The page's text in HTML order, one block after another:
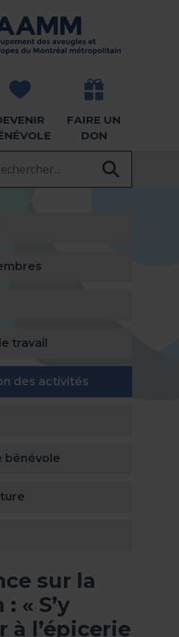
D'ACCUEIL -
FAIRE UN
DON
travail
des activités
bénévole
sur la
« S’y
à l’épicerie